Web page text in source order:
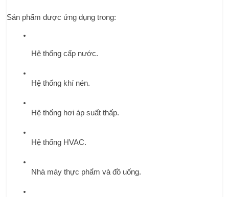
Sản phẩm được ứng dụng trong:
Hệ thống cấp nước.
Hệ thống khí nén.
Hệ thống hơi áp suất thấp.
Hệ thống HVAC.
Nhà máy thực phẩm và đồ uống.